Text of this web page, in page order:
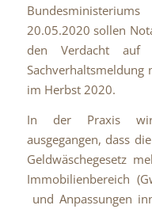
20.05.2020 sollen
den Verdacht auf
im Herbst 2020.
In der Praxis
ausgegangen, dass
Geldwäschegesetz
Immobilienbereich
und Anpassungen